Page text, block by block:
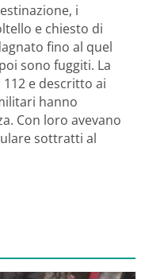
i
e chiesto di
fino al quel
sono fuggiti. La
e descritto ai
hanno
Con loro avevano
sottratti al